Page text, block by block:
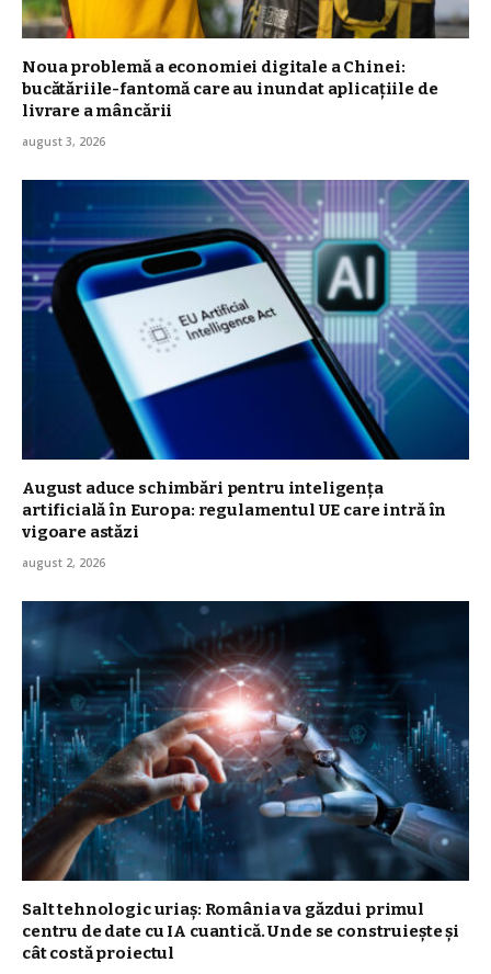
Noua problemă a economiei digitale a Chinei:
bucătăriile-fantomă care au inundat aplicațiile de
livrare a mâncării
august 3, 2026
August aduce schimbări pentru inteligența
artificială în Europa: regulamentul UE care intră în
vigoare astăzi
august 2, 2026
Salt tehnologic uriaș: România va găzdui primul
centru de date cu IA cuantică. Unde se construiește și
cât costă proiectul